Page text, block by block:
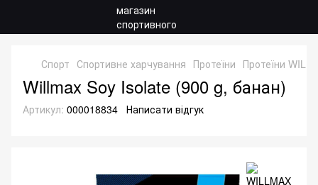
Спорт Спортивне харчування Протеїни Протеїни
Willmax Soy Isolate (900 g, банан)
Артикул: 000018834 Написати відгук